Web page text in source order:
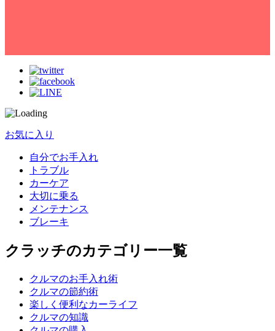
お気に入り
自分でお手入れ
トラブル
カーケア
大切に乗る
メンテナンス
ブレーキ
クラッチのカテゴリー一覧
クルマのお手入れ術
クルマの節約術
楽しく便利なカーライフ
クルマの知識